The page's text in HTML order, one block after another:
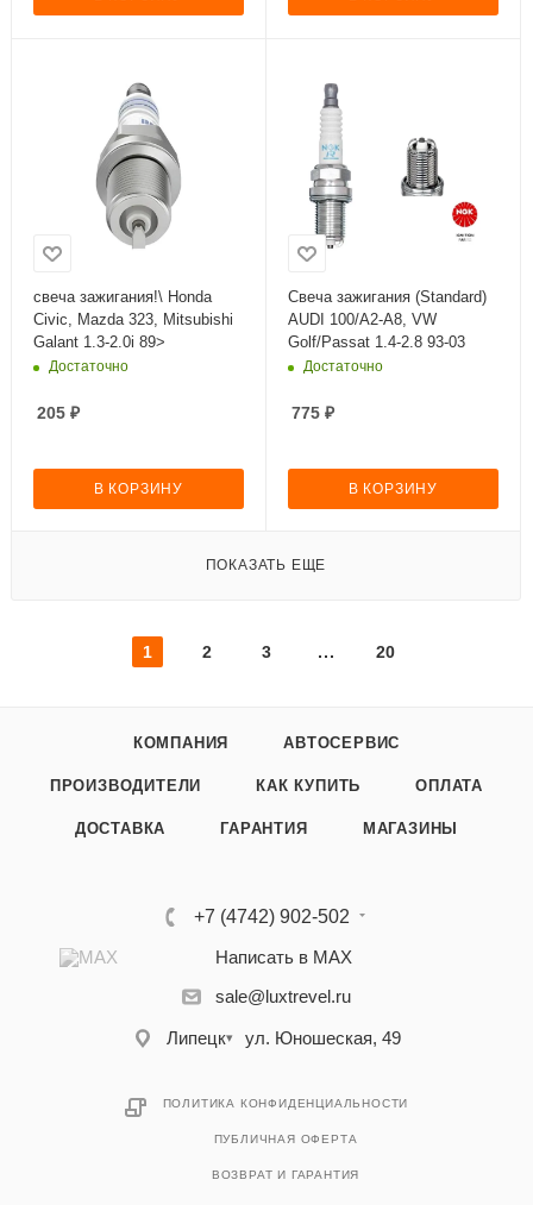
свеча зажигания!\ Honda
Civic, Mazda 323, Mitsubishi
Galant 1.3-2.0i 89>
Достаточно
205 ₽
В КОРЗИНУ
Свеча зажигания (Standard)
AUDI 100/A2-A8, VW
Golf/Passat 1.4-2.8 93-03
Достаточно
775 ₽
В КОРЗИНУ
ПОКАЗАТЬ ЕЩЕ
1 2 3 20
КОМПАНИЯ АВТОСЕРВИС
ПРОИЗВОДИТЕЛИ КАК КУПИТЬ ОПЛАТА
ДОСТАВКА ГАРАНТИЯ МАГАЗИНЫ
+7 (4742) 902-502
Написать в MAX
sale@luxtrevel.ru
Липецк▾ ул. Юношеская, 49
ПОЛИТИКА КОНФИДЕНЦИАЛЬНОСТИ
ПУБЛИЧНАЯ ОФЕРТА
ВОЗВРАТ И ГАРАНТИЯ